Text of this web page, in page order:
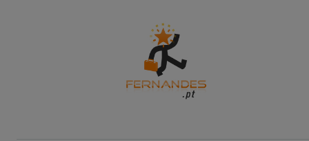
--- >12 Meses Garantia valida para o servidor (30 Dias para a
Bateria e Discos Rígidos)
LIDE COM PROFISSIONAIS NA ÁREA DE SERVIDORES.